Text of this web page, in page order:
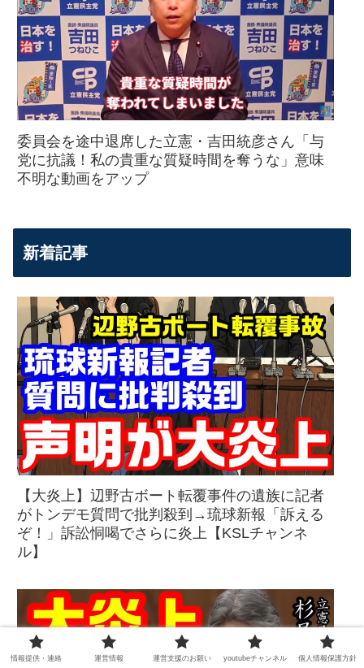
委員会を途中退席した立憲・吉田統彦さん「与
党に抗議！私の貴重な質疑時間を奪うな」意味
不明な動画をアップ
新着記事
【大炎上】辺野古ボート転覆事件の遺族に記者
がトンデモ質問で批判殺到→琉球新報「訴える
ぞ！」訴訟恫喝でさらに炎上【KSLチャンネ
ル】
情報提供・連絡 運営情報 運営支援のお願い youtubeチャンネル 個人情報保護方針